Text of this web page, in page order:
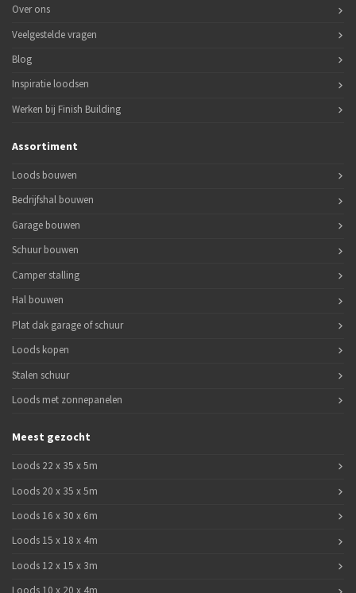
Over ons
Veelgestelde vragen
Blog
Inspiratie loodsen
Werken bij Finish Building
Assortiment
Loods bouwen
Bedrijfshal bouwen
Garage bouwen
Schuur bouwen
Camper stalling
Hal bouwen
Plat dak garage of schuur
Loods kopen
Stalen schuur
Loods met zonnepanelen
Meest gezocht
Loods 22 x 35 x 5m
Loods 20 x 35 x 5m
Loods 16 x 30 x 6m
Loods 15 x 18 x 4m
Loods 12 x 15 x 3m